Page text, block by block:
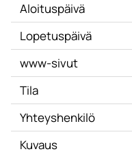
Aloituspäivä
Lopetuspäivä
www-sivut
Tila
Yhteyshenkilö
Kuvaus